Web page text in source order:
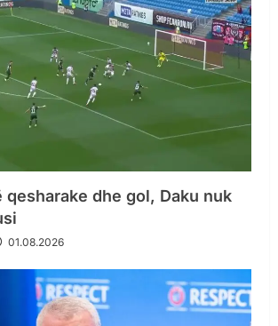
qesharake dhe gol, Daku nuk
01.08.2026